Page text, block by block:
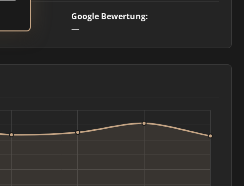
Google Bewertung:
—